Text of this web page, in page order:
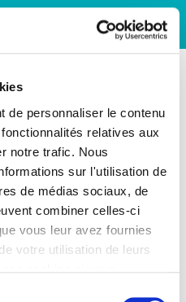
de personnaliser le contenu
relatives aux
notre trafic. Nous
sur l'utilisation de
de médias sociaux, de
combiner celles-ci
vous leur avez fournies
votre utilisation de leurs